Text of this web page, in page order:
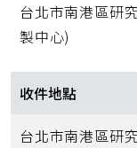
台北市南港區研
製中心)
收件地點
台北市南港區研